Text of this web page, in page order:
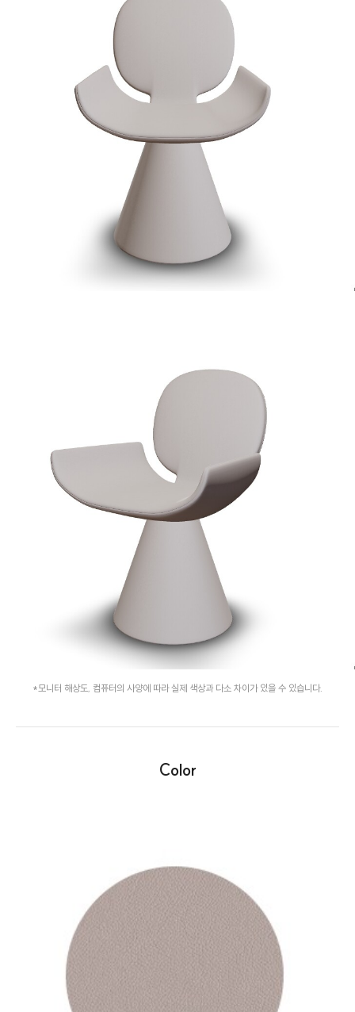
*모니터 해상도, 컴퓨터의 사양에 따라 실제 색상과 다소 차이가 있을 수 있습니다.
Color